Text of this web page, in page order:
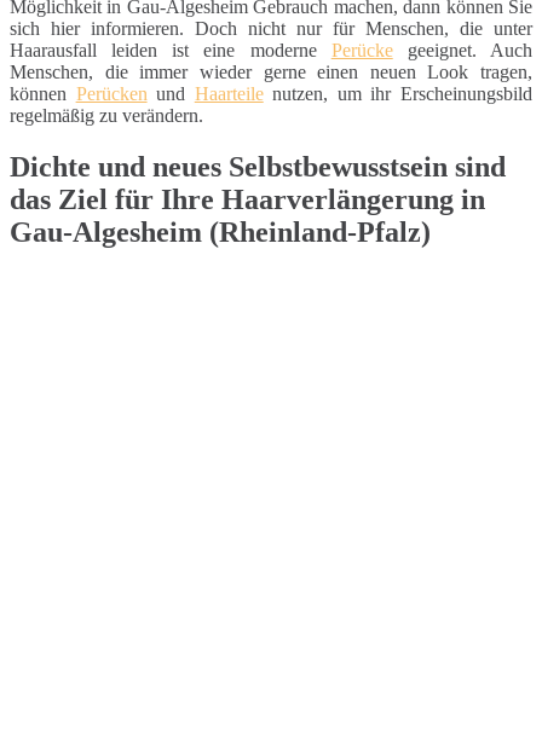
Möglichkeit in Gau-Algesheim Gebrauch machen, dann können Sie
sich hier informieren. Doch nicht nur für Menschen, die unter
Haarausfall leiden ist eine moderne Perückegeeignet. Auch
Menschen, die immer wieder gerne einen neuen Look tragen,
können Perücken und Haarteilenutzen, um ihr Erscheinungsbild
regelmäßig zu verändern.
Dichte und neues Selbstbewusstsein sind
das Ziel für Ihre Haarverlängerung in
Gau-Algesheim (Rheinland-Pfalz)